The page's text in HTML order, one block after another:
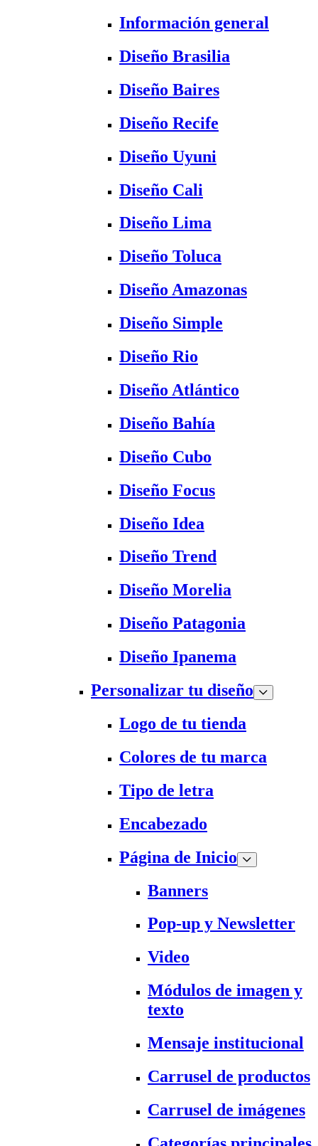
Información general
Diseño Brasilia
Diseño Baires
Diseño Recife
Diseño Uyuni
Diseño Cali
Diseño Lima
Diseño Toluca
Diseño Amazonas
Diseño Simple
Diseño Rio
Diseño Atlántico
Diseño Bahía
Diseño Cubo
Diseño Focus
Diseño Idea
Diseño Trend
Diseño Morelia
Diseño Patagonia
Diseño Ipanema
Personalizar tu diseño
Logo de tu tienda
Colores de tu marca
Tipo de letra
Encabezado
Página de Inicio
Banners
Pop-up y Newsletter
Video
Módulos de imagen y
texto
Mensaje institucional
Carrusel de productos
Carrusel de imágenes